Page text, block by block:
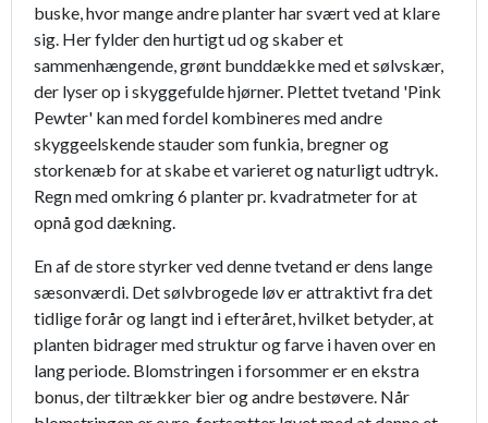
buske, hvor mange andre planter har svært ved at klare
sig. Her fylder den hurtigt ud og skaber et
sammenhængende, grønt bunddække med et sølvskær,
der lyser op i skyggefulde hjørner. Plettet tvetand 'Pink
Pewter' kan med fordel kombineres med andre
skyggeelskende stauder som funkia, bregner og
storkenæb for at skabe et varieret og naturligt udtryk.
Regn med omkring 6 planter pr. kvadratmeter for at
opnå god dækning.
En af de store styrker ved denne tvetand er dens lange
sæsonværdi. Det sølvbrogede løv er attraktivt fra det
tidlige forår og langt ind i efteråret, hvilket betyder, at
planten bidrager med struktur og farve i haven over en
lang periode. Blomstringen i forsommer er en ekstra
bonus, der tiltrækker bier og andre bestøvere. Når